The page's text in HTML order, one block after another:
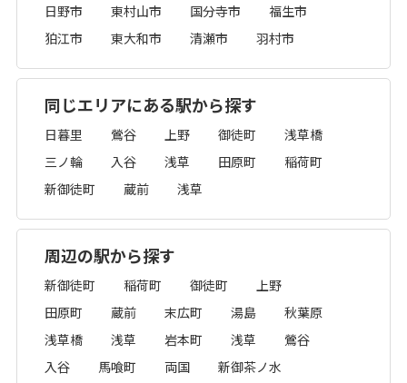
日野市
東村山市 国分寺市
福生市
狛江市
東大和市 清瀬市 羽村市
同じエリアにある駅から探す
日暮里 鶯谷 上野 御徒町
浅草橋
三ノ輪
入谷 浅草 田原町
稲荷町
新御徒町
蔵前 浅草
周辺の駅から探す
新御徒町 稲荷町 御徒町
上野
田原町
蔵前 末広町 湯島
秋葉原
浅草橋
浅草 岩本町 浅草
鶯谷
入谷
馬喰町 両国
新御茶ノ水